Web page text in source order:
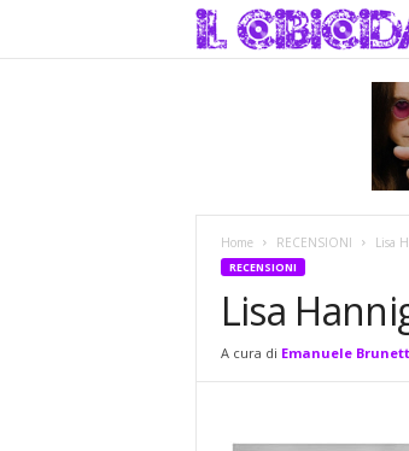
Home RECENSIONI Lisa
RECENSIONI
Lisa
A cura di Emanuele